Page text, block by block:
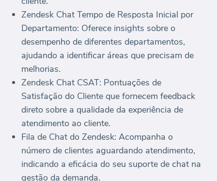
Zendesk Chat Tempo de Resposta Inicial por
Departamento: Oferece insights sobre o
desempenho de diferentes departamentos,
ajudando a identificar áreas que precisam de
melhorias.
Zendesk Chat CSAT: Pontuações de
Satisfação do Cliente que fornecem feedback
direto sobre a qualidade da experiência de
atendimento ao cliente.
Fila de Chat do Zendesk: Acompanha o
número de clientes aguardando atendimento,
indicando a eficácia do seu suporte de chat na
gestão da demanda.